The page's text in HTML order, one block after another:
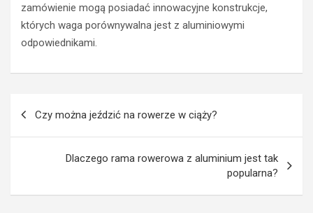
zamówienie mogą posiadać innowacyjne konstrukcje,
których waga porównywalna jest z aluminiowymi
odpowiednikami.
wpisu
Czy można jeździć na rowerze w ciąży?
Dlaczego rama rowerowa z aluminium jest tak
popularna?
e
k
y
n
y
a
c
h
S
z
y
B